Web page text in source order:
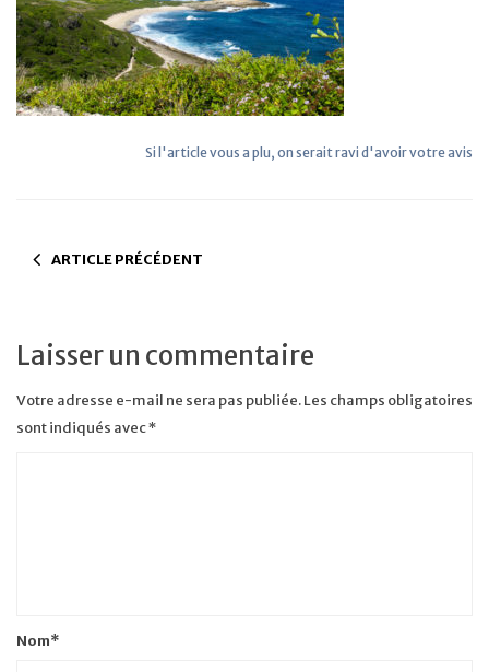
Si l'article vous a plu, on serait ravi d'avoir votre avis
ARTICLE PRÉCÉDENT
Laisser un commentaire
Votre adresse e-mail ne sera pas publiée.Les champs obligatoires
sont indiqués avec*
Nom*